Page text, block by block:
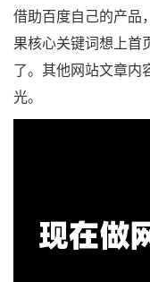
借助百度自己的产品
果核心关键词想上首
了。其他网站文章内
光。